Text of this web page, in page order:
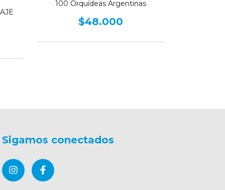
100 Orquídeas Argentinas
$48.000
Sigamos conectados